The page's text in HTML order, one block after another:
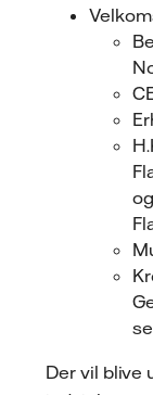
Der vil blive